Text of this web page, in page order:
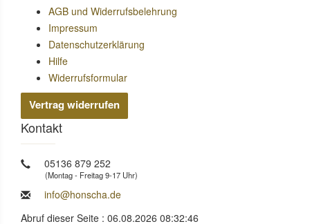
AGB und Widerrufsbelehrung
Impressum
Datenschutzerklärung
Hilfe
Widerrufsformular
Vertrag widerrufen
Kontakt
05136 879 252
(Montag - Freitag 9-17 Uhr)
info@honscha.de
Abruf dieser Seite : 06.08.2026 08:32:46